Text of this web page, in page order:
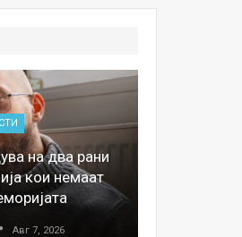
на два рани
кои немаат
Авг 7, 2026